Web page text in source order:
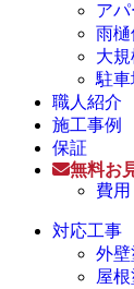
ア
雨樋
大
駐車
職人紹介
施工事例
保証
無料お
費用
対応工事
外壁
屋